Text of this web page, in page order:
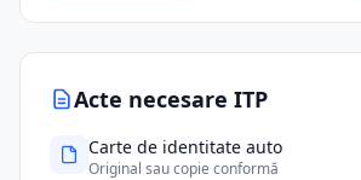
Acte necesare ITP
Carte de identitate auto
Original sau copie conformă